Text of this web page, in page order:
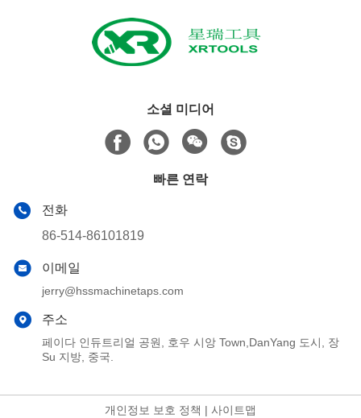
소셜 미디어
빠른 연락
전화
86-514-86101819
이메일
jerry@hssmachinetaps.com
주소
페이다 인듀트리얼 공원, 호우 시앙 Town,DanYang 도시, 장
Su 지방, 중국.
개인정보 보호 정책 | 사이트맵